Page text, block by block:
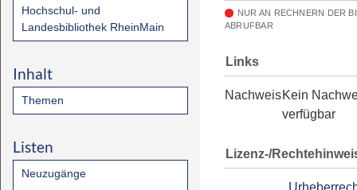
Hochschul- und
Landesbibliothek RheinMain
Inhalt
Themen
Listen
Neuzugänge
NUR AN RECHNERN DER
ABRUFBAR
Links
NachweisKein
verfügbar
Lizenz-/